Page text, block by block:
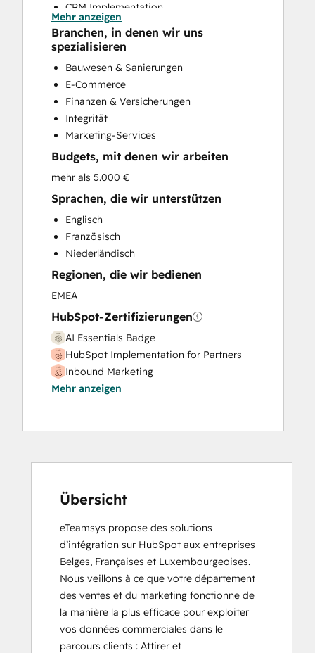
CRM Implementation
CRM Migration
Custom API Integrations
Customer Success Training
Customer Survey and Analysis
Email Marketing
Full Inbound Marketing Services
Knowledge Base Development
Paid Advertising
Programmable Automation
Sales and Marketing Alignment
Search Engine Optimization
Social Media
Website Design
Website Development
Website Migration
Mehr anzeigen
Branchen, in denen wir uns
spezialisieren
Bauwesen & Sanierungen
E-Commerce
Finanzen & Versicherungen
Integrität
Marketing-Services
Budgets, mit denen wir arbeiten
mehr als 5.000 €
Sprachen, die wir unterstützen
Englisch
Französisch
Niederländisch
Regionen, die wir bedienen
EMEA
HubSpot-Zertifizierungen
AI Essentials Badge
HubSpot Implementation for Partners
Inbound Marketing
Mehr anzeigen
Übersicht
eTeamsys propose des solutions
d’intégration sur HubSpot aux entreprises
Belges, Françaises et Luxembourgeoises.
Nous veillons à ce que votre département
des ventes et du marketing fonctionne de
la manière la plus efficace pour exploiter
vos données commerciales dans le
parcours clients : Attirer et